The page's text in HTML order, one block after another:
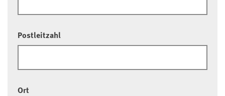
Postleitzahl
Ort